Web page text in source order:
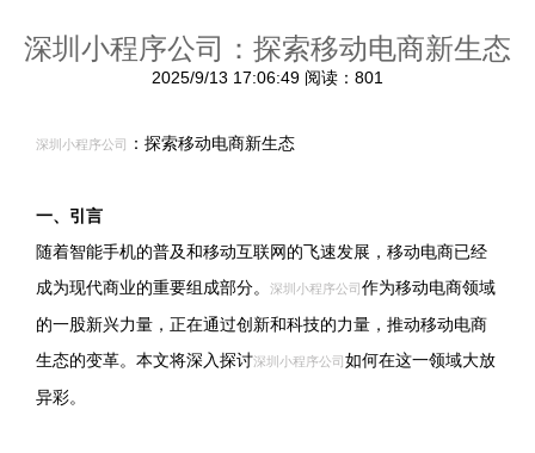
深圳小程序公司：探索移动电商新生态
2025/9/13 17:06:49 阅读：801
深圳小程序公司 ：探索移动电商新生态
一、引言
随着智能手机的普及和移动互联网的飞速发展，移动电商已经
成为现代商业的重要组成部分。
深圳小程序公司 作为移动电商领域
的一股新兴力量，正在通过创新和科技的力量，推动移动电商
生态的变革。本文将深入探讨深圳小程序公司 如何在这一领域大放
异彩。